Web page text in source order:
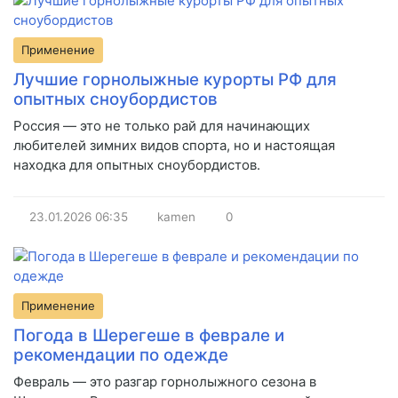
Применение
Лучшие горнолыжные курорты РФ для
опытных сноубордистов
Россия — это не только рай для начинающих
любителей зимних видов спорта, но и настоящая
находка для опытных сноубордистов.
23.01.2026 06:35 kamen 0
Применение
Погода в Шерегеше в феврале и
рекомендации по одежде
Февраль — это разгар горнолыжного сезона в